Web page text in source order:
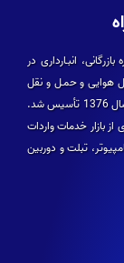
انبـارداری در
هوایی و حمـل و نقل
دریایی و همچنین خدمات Door to Door و ترخیص کالا در سال 1376 تأسیس شد.
بازار خدمات واردات
تبلت و دوربین­‌